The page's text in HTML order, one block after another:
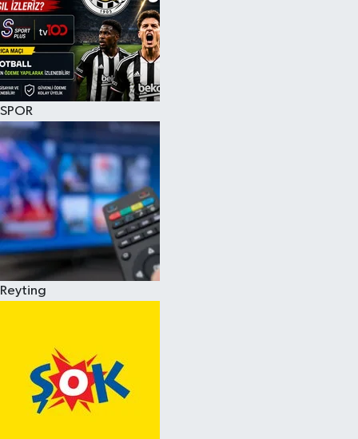
SPOR
Reyting